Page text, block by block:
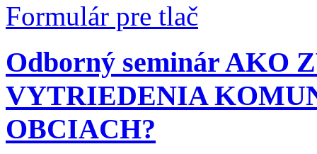
Formulár pre tlač
Odborný seminár AKO
VYTRIEDENIA
OBCIACH?